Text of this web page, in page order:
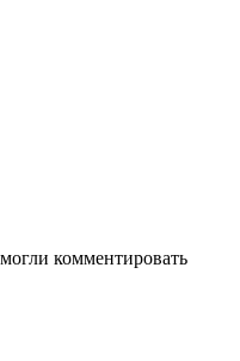
комментировать